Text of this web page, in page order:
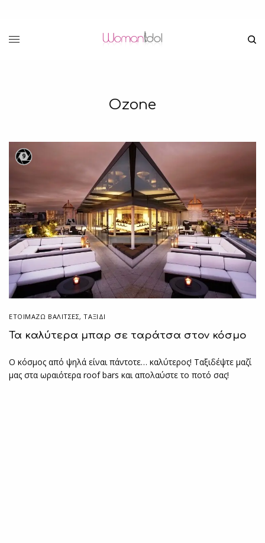
Ozone
9
ΕΤΟΙΜΆΖΩ ΒΑΛΊΤΣΕΣ,ΤΑΞΙΔΙ
Τα καλύτερα μπαρ σε ταράτσα στον κόσμο
Ο κόσμος από ψηλά είναι πάντοτε… καλύτερος! Ταξιδέψτε μαζί
μας στα ωραιότερα roof bars και απολαύστε το ποτό σας!